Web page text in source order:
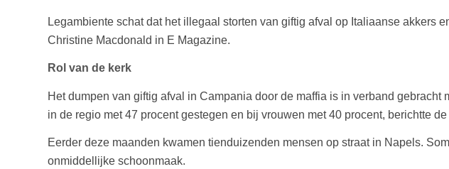
Legambiente schat dat het illegaal storten van giftig afval op Italiaanse akkers
Christine Macdonald in E Magazine.
Rol van de kerk
Het dumpen van giftig afval in Campania door de maffia is in verband
in de regio met 47 procent gestegen en bij vrouwen met 40 procent, berichtte
Eerder deze maanden kwamen tienduizenden mensen op straat in Napels.
onmiddellijke schoonmaak.